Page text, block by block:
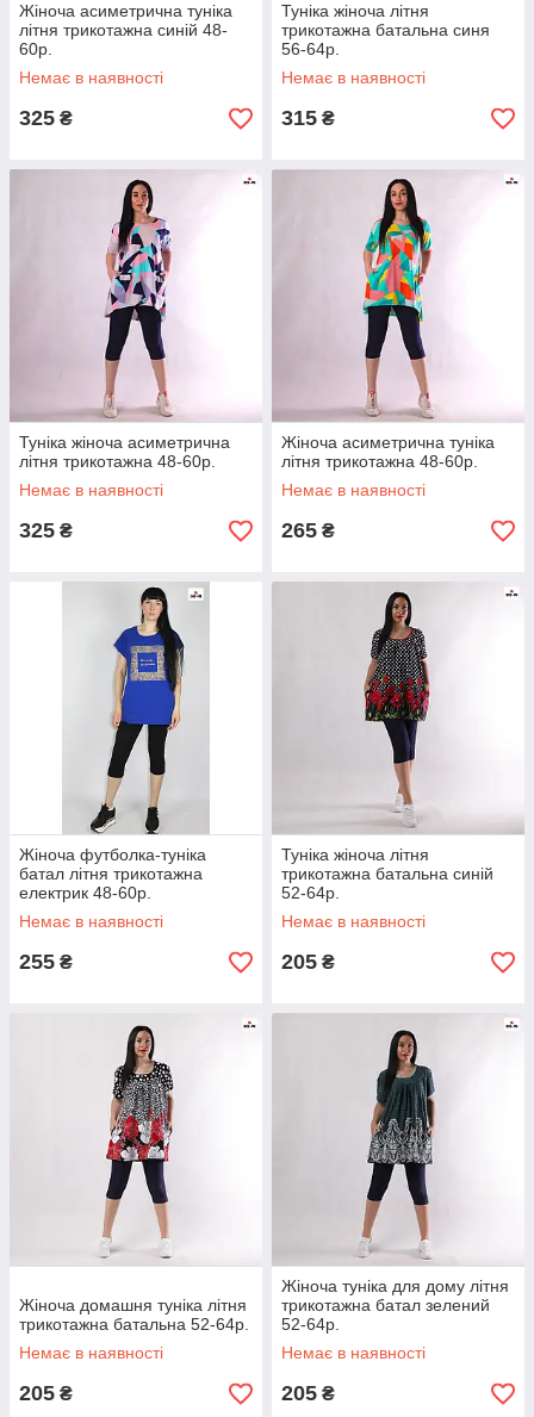
Жіноча асиметрична туніка
літня трикотажна синій 48-
60р.
Немає в наявності
325 ₴
Туніка жіноча літня
трикотажна батальна синя
56-64р.
Немає в наявності
315 ₴
Туніка жіноча асиметрична
літня трикотажна 48-60р.
Немає в наявності
325 ₴
Жіноча асиметрична туніка
літня трикотажна 48-60р.
Немає в наявності
265 ₴
Жіноча футболка-туніка
батал літня трикотажна
електрик 48-60р.
Немає в наявності
255 ₴
Туніка жіноча літня
трикотажна батальна синій
52-64р.
Немає в наявності
205 ₴
Жіноча домашня туніка літня
трикотажна батальна 52-64р.
Немає в наявності
205 ₴
Жіноча туніка для дому літня
трикотажна батал зелений
52-64р.
Немає в наявності
205 ₴